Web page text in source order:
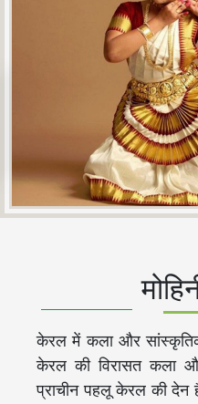
केरल में कला और
केरल की विरासत कला
प्राचीन पहलू केरल की